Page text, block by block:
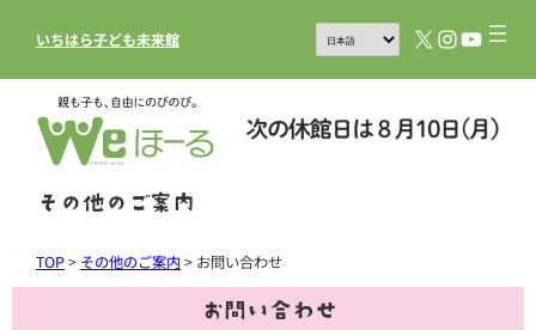
いちはら子ども未来館 X Instagram
YouTube
その他のご案内
TOP> その他のご案内> お問い合わせ
お問い合わせ